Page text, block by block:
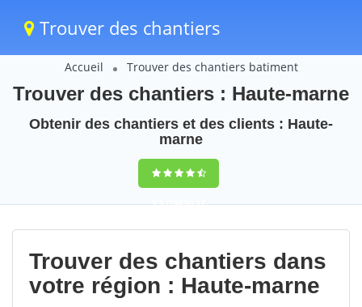
Trouver des chantiers
Accueil Trouver des chantiers batiment
Trouver des chantiers : Haute-marne
Obtenir des chantiers et des clients : Haute-
marne
9,5(100%)37
votes
Trouver des chantiers dans
votre région : Haute-marne